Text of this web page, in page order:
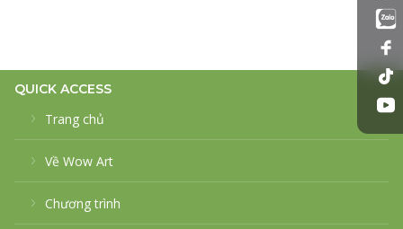
QUICK ACCESS
Trang chủ
Về Wow Art
Chương trình